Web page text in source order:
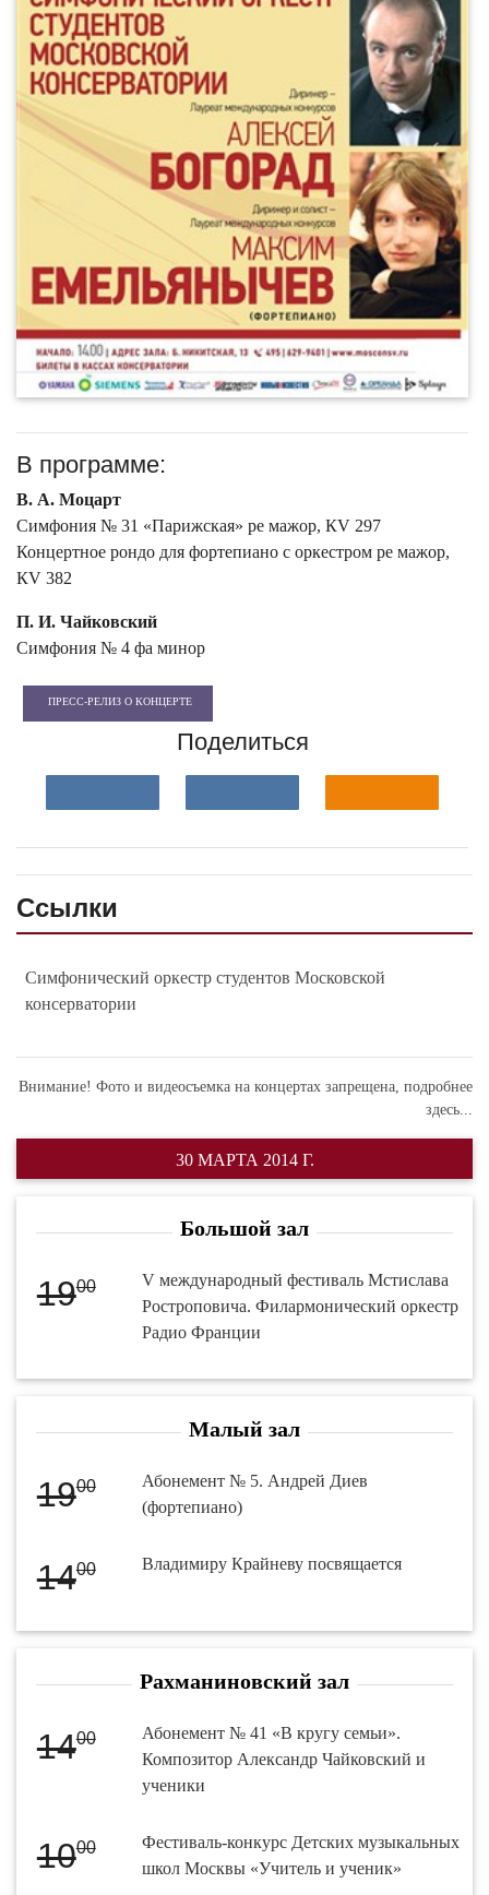
В программе:
В. А. Моцарт
Симфония № 31 «Парижская» ре мажор, КV 297
Концертное рондо для фортепиано с оркестром ре мажор,
КV 382
П. И. Чайковский
Симфония № 4 фа минор
ПРЕСС-РЕЛИЗ О КОНЦЕРТЕ
Поделиться
Ссылки
Симфонический оркестр студентов Московской
консерватории
Внимание! Фото и видеосъемка на концертах запрещена, подробнее
здесь...
30 МАРТА 2014 Г.
Большой зал
1900
V международный фестиваль Мстислава
Ростроповича. Филармонический оркестр
Радио Франции
Малый зал
1900
Абонемент № 5. Андрей Диев
(фортепиано)
1400 Владимиру Крайневу посвящается
Рахманиновский зал
1400
Абонемент № 41 «В кругу семьи».
Композитор Александр Чайковский и
ученики
1000
Фестиваль-конкурс Детских музыкальных
школ Москвы «Учитель и ученик»